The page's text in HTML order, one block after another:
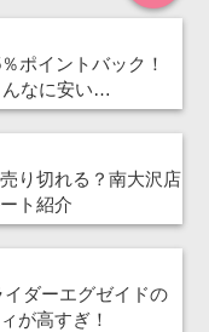
ポイントバック！
んなに安い…
り切れる？南大沢店
ト紹介
ダーエグゼイドの
が高すぎ！